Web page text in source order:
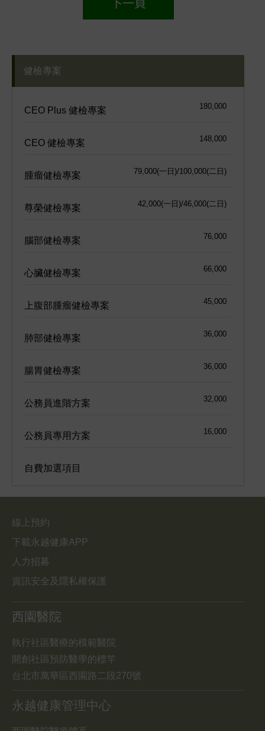
下一頁
健檢專案
CEO Plus 健檢專案 180,000
CEO 健檢專案 148,000
腫瘤健檢專案 79,000(一日)/100,000(二日)
尊榮健檢專案 42,000(一日)/46,000(二日)
腦部健檢專案 76,000
心臟健檢專案 66,000
上腹部腫瘤健檢專案 45,000
肺部健檢專案 36,000
腸胃健檢專案 36,000
公務員進階方案 32,000
公務員專用方案 16,000
自費加選項目
線上預約
下載永越健康APP
人力招募
資訊安全及隱私權保護
西園醫院
執行社區醫療的模範醫院
開創社區預防醫學的標竿
台北市萬華區西園路二段270號
永越健康管理中心